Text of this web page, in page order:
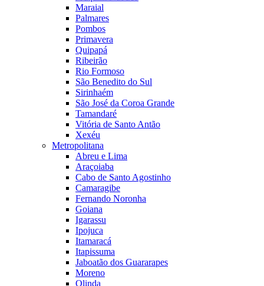
Maraial
Palmares
Pombos
Primavera
Quipapá
Ribeirão
Rio Formoso
São Benedito do Sul
Sirinhaém
São José da Coroa Grande
Tamandaré
Vitória de Santo Antão
Xexéu
Metropolitana
Abreu e Lima
Araçoiaba
Cabo de Santo Agostinho
Camaragibe
Fernando Noronha
Goiana
Igarassu
Ipojuca
Itamaracá
Itapissuma
Jaboatão dos Guararapes
Moreno
Olinda